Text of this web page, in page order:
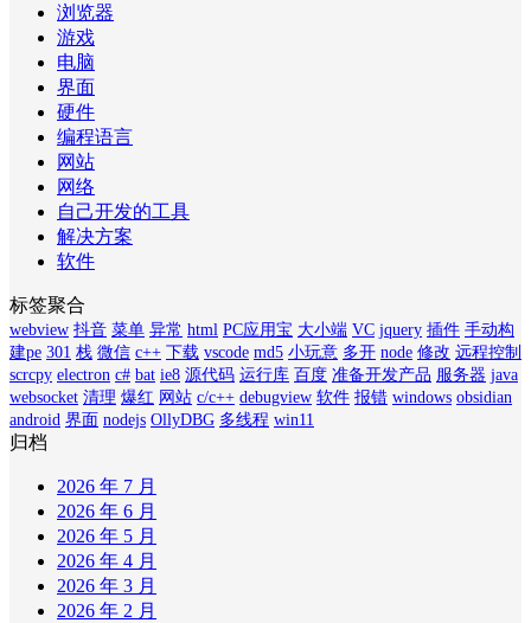
浏览器
游戏
电脑
界面
硬件
编程语言
网站
网络
自己开发的工具
解决方案
软件
标签聚合
webview 抖音 菜单 异常 html PC应用宝 大小端 VC jquery 插件 手动构
建pe 301 栈 微信 c++ 下载 vscode md5 小玩意 多开 node 修改 远程控制
scrcpy electron c# bat ie8 源代码 运行库 百度 准备开发产品 服务器 java
websocket 清理 爆红 网站 c/c++ debugview 软件 报错 windows obsidian
android 界面 nodejs OllyDBG 多线程 win11
归档
2026 年 7 月
2026 年 6 月
2026 年 5 月
2026 年 4 月
2026 年 3 月
2026 年 2 月